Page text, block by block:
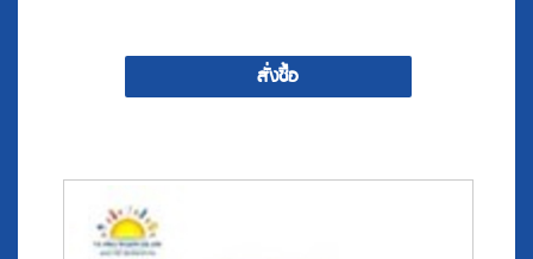
สั่งซื้อ